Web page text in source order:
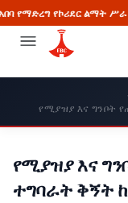
ልማት ሥራ ወሳኝ ማሳያ፦
የሚያዝያ እና ግንቦት
የሚያዝያ እና
ተግባራት ቅኝት